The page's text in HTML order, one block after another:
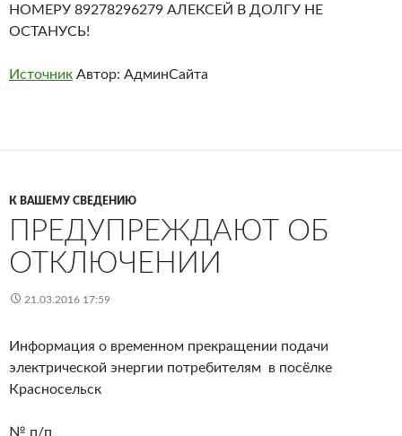
НОМЕРУ 89278296279 АЛЕКСЕЙ В ДОЛГУ НЕ
ОСТАНУСЬ!
Источник Автор: АдминСайта
К ВАШЕМУ СВЕДЕНИЮ
ПРЕДУПРЕЖДАЮТ ОБ
ОТКЛЮЧЕНИИ
21.03.2016 17:59
Информация о временном прекращении подачи
электрической энергии потребителям в посёлке
Красносельск
№ п/п